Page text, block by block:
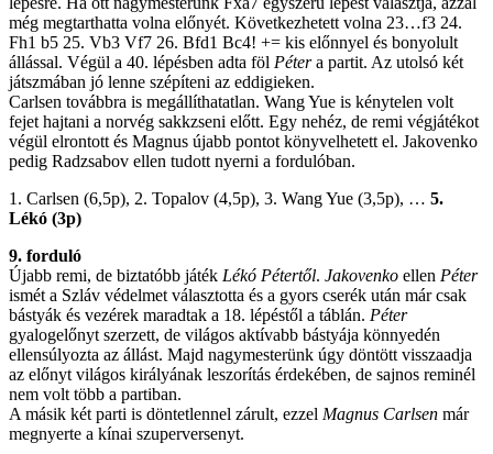
még megtarthatta volna előnyét. Következhetett volna 23…f3 24.
Fh1 b5 25. Vb3 Vf7 26. Bfd1 Bc4! += kis előnnyel és bonyolult
állással. Végül a 40. lépésben adta föl Pétera partit. Az utolsó két
játszmában jó lenne szépíteni az eddigieken.
Carlsen továbbra is megállíthatatlan. Wang Yue is kénytelen volt
fejet hajtani a norvég sakkzseni előtt. Egy nehéz, de remi végjátékot
végül elrontott és Magnus újabb pontot könyvelhetett el. Jakovenko
pedig Radzsabov ellen tudott nyerni a fordulóban.
1. Carlsen (6,5p), 2. Topalov (4,5p), 3. Wang Yue (3,5p), … 5.
Lékó (3p)
9. forduló
Újabb remi, de biztatóbb játék Lékó Pétertől. Jakovenko ellen Péter
ismét a Szláv védelmet választotta és a gyors cserék után már csak
bástyák és vezérek maradtak a 18. lépéstől a táblán. Péter
gyalogelőnyt szerzett, de világos aktívabb bástyája könnyedén
ellensúlyozta az állást. Majd nagymesterünk úgy döntött visszaadja
az előnyt világos királyának leszorítás érdekében, de sajnos reminél
nem volt több a partiban.
A másik két parti is döntetlennel zárult, ezzel Magnus Carlsen már
megnyerte a kínai szuperversenyt.